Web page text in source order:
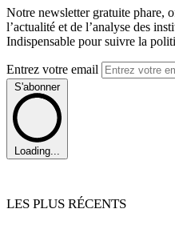
Notre newsletter gratuite phare,
l’actualité et de l’analyse des
Indispensable pour suivre la
Entrez votre email
S'abonner
Loading...
LES PLUS RÉCENTS